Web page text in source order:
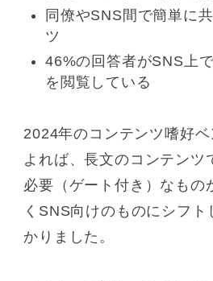
同僚やSNS間で簡単に
ツ
46%の回答者がSNS上
を閲覧している
2024年のコンテンツ嗜好
よれば、長文のコンテンツ
必要（ゲート付き）なもの
くSNS向けのものにシフト
かりました。